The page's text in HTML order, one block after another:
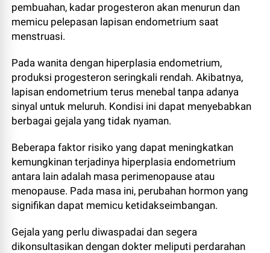
pembuahan, kadar progesteron akan menurun dan
memicu pelepasan lapisan endometrium saat
menstruasi.
Pada wanita dengan hiperplasia endometrium,
produksi progesteron seringkali rendah. Akibatnya,
lapisan endometrium terus menebal tanpa adanya
sinyal untuk meluruh. Kondisi ini dapat menyebabkan
berbagai gejala yang tidak nyaman.
Beberapa faktor risiko yang dapat meningkatkan
kemungkinan terjadinya hiperplasia endometrium
antara lain adalah masa perimenopause atau
menopause. Pada masa ini, perubahan hormon yang
signifikan dapat memicu ketidakseimbangan.
Gejala yang perlu diwaspadai dan segera
dikonsultasikan dengan dokter meliputi perdarahan